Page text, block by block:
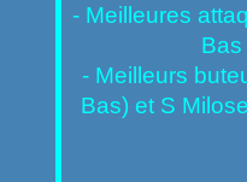
- Meilleures
Bas
- Meilleurs
Bas) et S